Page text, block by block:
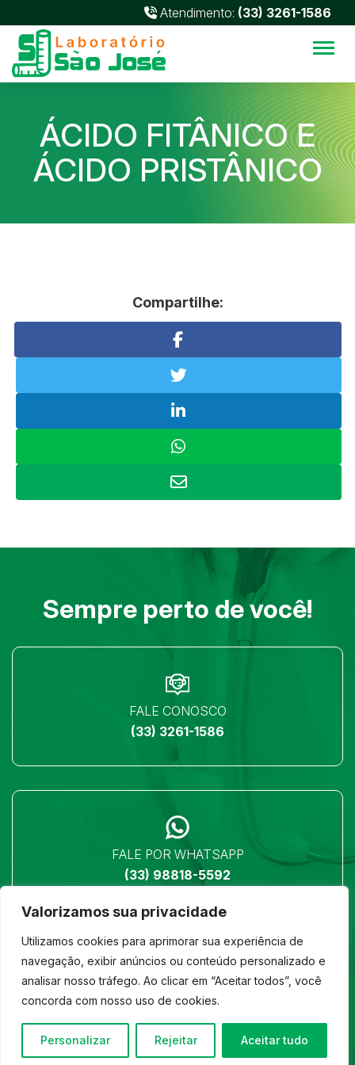
Valorizamos sua privacidade
Utilizamos cookies para aprimorar sua experiência de
navegação, exibir anúncios ou conteúdo personalizado e
analisar nosso tráfego. Ao clicar em “Aceitar todos”, você
concorda com nosso uso de cookies.
Personalizar Rejeitar Aceitar tudo
Atendimento: (33) 3261-1586
ÁCIDO FITÂNICO E
ÁCIDO PRISTÂNICO
Compartilhe:
Sempre perto de você!
FALE CONOSCO
(33) 3261-1586
FALE POR WHATSAPP
(33) 98818-5592
LOCALIZAÇÃO